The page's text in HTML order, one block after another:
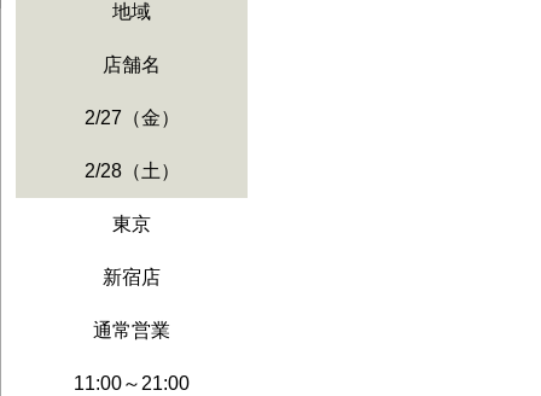
地域
店舗名
2/27（金）
2/28（土）
東京
新宿店
通常営業
11:00～21:00